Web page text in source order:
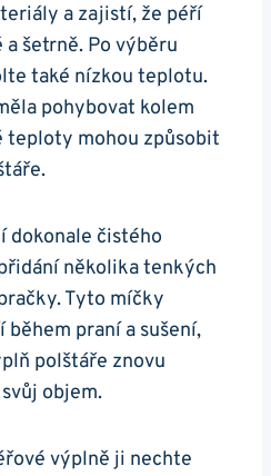
a zajistí, že péří
šetrně. Po výběru
také nízkou teplotu.
pohybovat kolem
teploty mohou způsobit
dokonale čistého
několika tenkých
Tyto míčky
praní a sušení,
polštáře znovu
objem.
výplně ji nechte